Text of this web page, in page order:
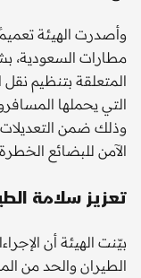
وأصدرت الهيئة
مطارات السعودية،
المتعلقة بتنظيم نقل
التي يحملها
وذلك ضمن التعديلات
الآمن للبضائع
تعزيز سلامة
بيّنت الهيئة أن
الطيران والحد من